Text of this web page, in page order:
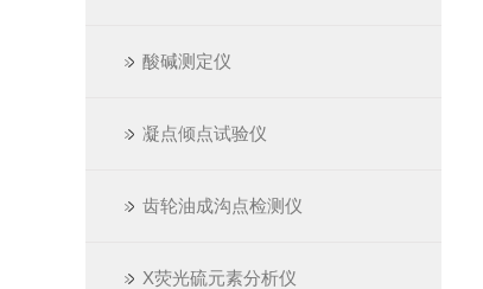
酸碱测定仪
凝点倾点试验仪
齿轮油成沟点检测仪
X荧光硫元素分析仪